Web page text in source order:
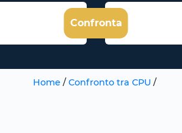
Confronta
Home / Confronto tra CPU /